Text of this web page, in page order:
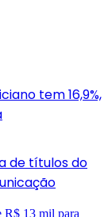
tem 16,9%,
de títulos do